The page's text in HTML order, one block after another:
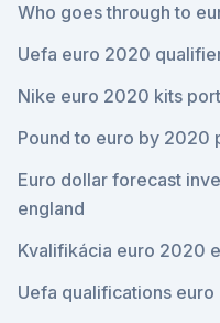
Who goes through to
Uefa euro 2020
Nike euro 2020 kits
Pound to euro by 2020
Euro dollar forecast
england
Kvalifikácia euro 2020
Uefa qualifications